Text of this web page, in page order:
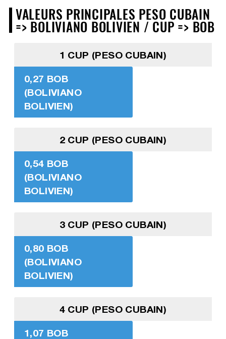
VALEURS PRINCIPALES PESO CUBAIN
=> BOLIVIANO BOLIVIEN / CUP => BOB
1 CUP (PESO CUBAIN)
0,27 BOB
(BOLIVIANO
BOLIVIEN)
2 CUP (PESO CUBAIN)
0,54 BOB
(BOLIVIANO
BOLIVIEN)
3 CUP (PESO CUBAIN)
0,80 BOB
(BOLIVIANO
BOLIVIEN)
4 CUP (PESO CUBAIN)
1,07 BOB